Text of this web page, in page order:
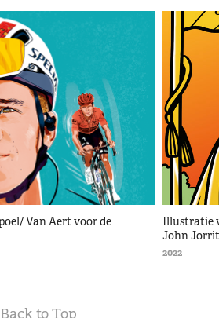
Van Aert voor de
Illustratie
John
2022
Back to Top